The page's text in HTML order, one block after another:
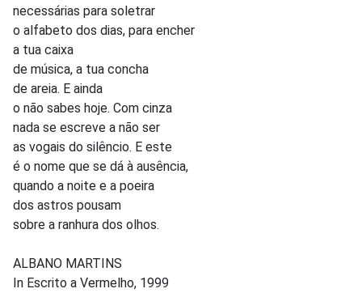
necessárias para soletrar
o alfabeto dos dias, para encher
a tua caixa
de música, a tua concha
de areia. E ainda
o não sabes hoje. Com cinza
nada se escreve a não ser
as vogais do silêncio. E este
é o nome que se dá à ausência,
quando a noite e a poeira
dos astros pousam
sobre a ranhura dos olhos.
ALBANO MARTINS
In Escrito a Vermelho, 1999